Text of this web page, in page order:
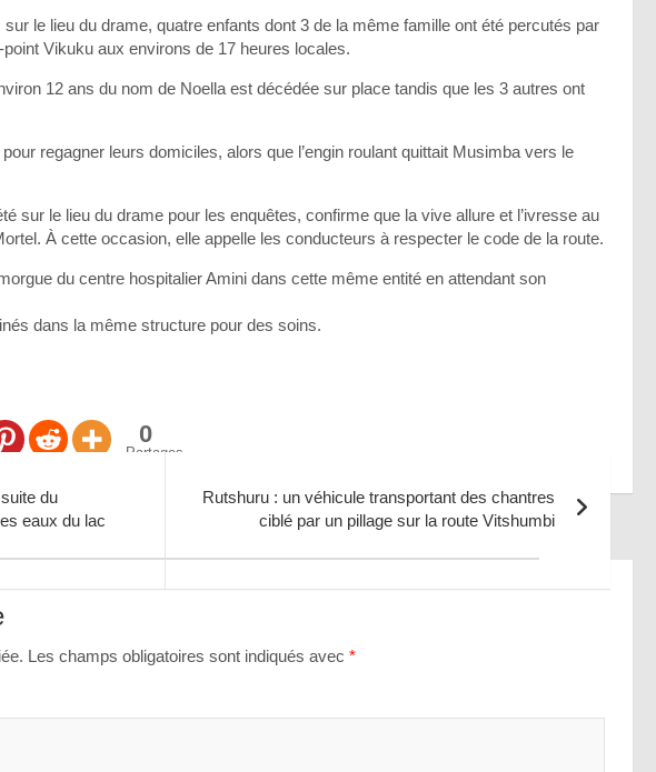
le lieu du drame, quatre enfants dont 3 de la même famille ont été percutés par
Vikuku aux environs de 17 heures locales.
12 ans du nom de Noella est décédée sur place tandis que les 3 autres ont
regagner leurs domiciles, alors que l’engin roulant quittait Musimba vers le
sur le lieu du drame pour les enquêtes, confirme que la vive allure et l’ivresse au
À cette occasion, elle appelle les conducteurs à respecter le code de la route.
du centre hospitalier Amini dans cette même entité en attendant son
dans la même structure pour des soins.
0
Partages
du
eaux du lac
Rutshuru : un véhicule transportant des chantres
ciblé par un pillage sur la route Vitshumbi
Les champs obligatoires sont indiqués avec *